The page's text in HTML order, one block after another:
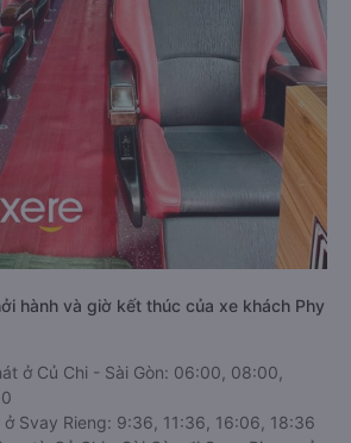
hành và giờ kết thúc của xe khách Phy
ở Củ Chi - Sài Gòn: 06:00, 08:00,
ở Svay Rieng: 9:36, 11:36, 16:06, 18:36